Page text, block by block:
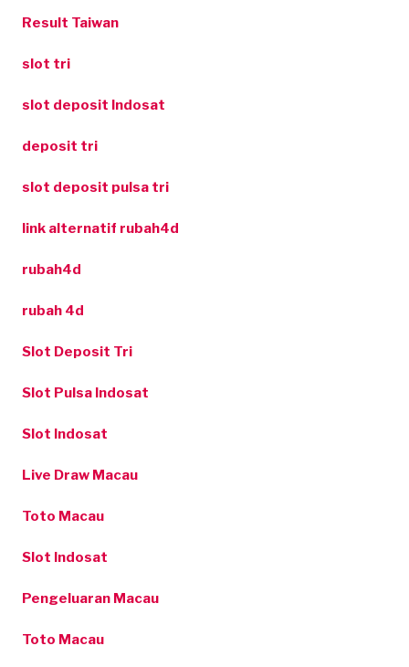
Result Taiwan
slot tri
slot deposit Indosat
deposit tri
slot deposit pulsa tri
link alternatif rubah4d
rubah4d
rubah 4d
Slot Deposit Tri
Slot Pulsa Indosat
Slot Indosat
Live Draw Macau
Toto Macau
Slot Indosat
Pengeluaran Macau
Toto Macau